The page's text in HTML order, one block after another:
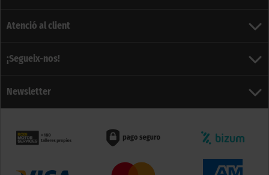
Atenció al client
¡Segueix-nos!
Newsletter